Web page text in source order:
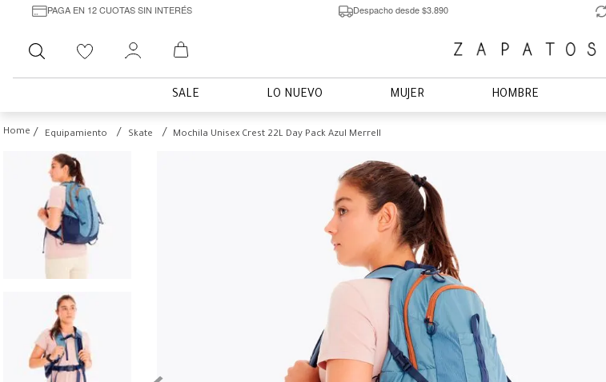
PAGA EN 12 CUOTAS SIN INTERÉS Despacho desde $3.890
Buscar
SALE LO NUEVO MUJER HOMBRE
Equipamiento Skate Mochila Unisex Crest 22L Day Pack Azul Merrell